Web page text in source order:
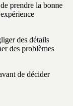
prendre la bonne
des détails
des problèmes
de décider